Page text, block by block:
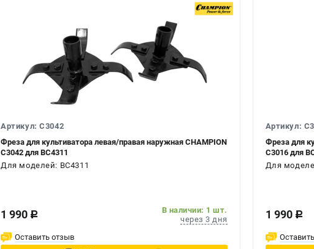
Артикул: C3042
Фреза для культиватора левая/правая наружная CHAMPION
C3042 для BC4311
Для моделей: BC4311
1 990 c
В наличии: 1 шт.
через 3 дня
Оставить отзыв
Артикул:
Фреза для
C3016 для
Для
1 990 c